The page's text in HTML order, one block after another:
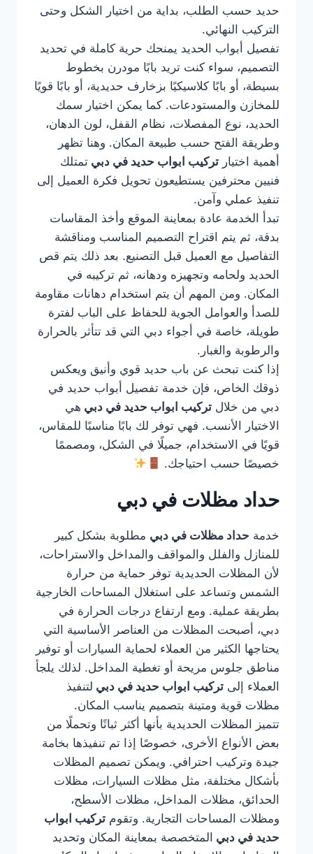
حديد حسب الطلب، بداية من اختيار الشكل وحتى
التركيب النهائي.
تفصيل أبواب الحديد يمنحك حرية كاملة في تحديد
التصميم، سواء كنت تريد بابًا مودرن بخطوط
بسيطة، أو بابًا كلاسيكيًا بزخارف حديدية، أو بابًا قويًا
للمخازن والمستودعات. كما يمكن اختيار سمك
الحديد، نوع المفصلات، نظام القفل، لون الدهان،
وطريقة الفتح حسب طبيعة المكان. وهنا تظهر
أهمية اختيار تركيب ابواب حديد في دبي تمتلك
فنيين محترفين يستطيعون تحويل فكرة العميل إلى
تنفيذ عملي وآمن.
تبدأ الخدمة عادة بمعاينة الموقع وأخذ المقاسات
بدقة، ثم يتم اقتراح التصميم المناسب ومناقشة
التفاصيل مع العميل قبل التصنيع. بعد ذلك يتم قص
الحديد ولحامه وتجهيزه ودهانه، ثم تركيبه في
المكان. ومن المهم أن يتم استخدام دهانات مقاومة
للصدأ والعوامل الجوية للحفاظ على الباب لفترة
طويلة، خاصة في أجواء دبي التي قد تتأثر بالحرارة
والرطوبة والغبار.
إذا كنت تبحث عن باب حديد قوي وأنيق ويعكس
ذوقك الخاص، فإن خدمة تفصيل أبواب حديد في
دبي من خلال تركيب ابواب حديد في دبي هي
الاختيار الأنسب. فهي توفر لك بابًا مناسبًا للمقاس،
قويًا في الاستخدام، جميلًا في الشكل، ومصممًا
خصيصًا حسب احتياجك.
حداد مظلات في دبي
خدمة حداد مظلات في دبي مطلوبة بشكل كبير
للمنازل والفلل والمواقف والمداخل والاستراحات،
لأن المظلات الحديدية توفر حماية من حرارة
الشمس وتساعد على استغلال المساحات الخارجية
بطريقة عملية. ومع ارتفاع درجات الحرارة في
دبي، أصبحت المظلات من العناصر الأساسية التي
يحتاجها الكثير من العملاء لحماية السيارات أو توفير
مناطق جلوس مريحة أو تغطية المداخل. لذلك يلجأ
العملاء إلى تركيب ابواب حديد في دبي لتنفيذ
مظلات قوية ومتينة بتصميم يناسب المكان.
تتميز المظلات الحديدية بأنها أكثر ثباتًا وتحملًا من
بعض الأنواع الأخرى، خصوصًا إذا تم تنفيذها بخامة
جيدة وتركيب احترافي. ويمكن تصميم المظلات
بأشكال مختلفة، مثل مظلات السيارات، مظلات
الحدائق، مظلات المداخل، مظلات الأسطح،
ومظلات المساحات التجارية. وتقوم تركيب ابواب
حديد في دبي المتخصصة بمعاينة المكان وتحديد